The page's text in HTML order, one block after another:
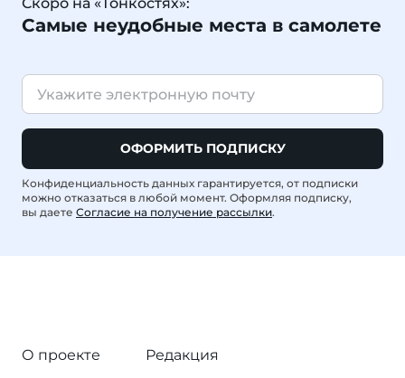
Самые неудобные места в самолете
ОФОРМИТЬ ПОДПИСКУ
Конфиденциальность данных гарантируется, от подписки
можно отказаться в любой момент. Оформляя подписку,
вы даете Согласие на получение рассылки.
О проекте
Редакция